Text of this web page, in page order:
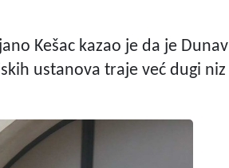
Kešac kazao je da je Dunav
ustanova traje već dugi niz